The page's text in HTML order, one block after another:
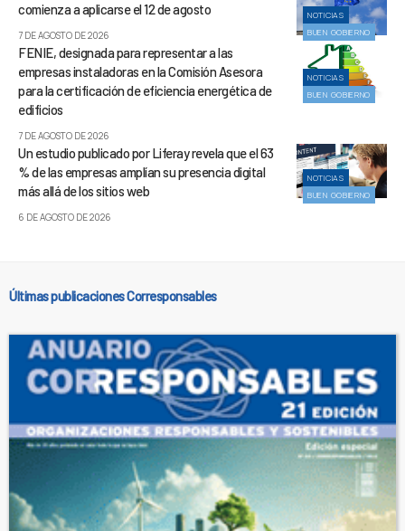
NOTICIAS
BUEN GOBIERNO
comienza a aplicarse el 12 de agosto
7 DE AGOSTO DE 2026
NOTICIAS
BUEN GOBIERNO
FENIE, designada para representar a las
empresas instaladoras en la Comisión Asesora
para la certificación de eficiencia energética de
edificios
7 DE AGOSTO DE 2026
NOTICIAS
BUEN GOBIERNO
Un estudio publicado por Liferay revela que el 63
% de las empresas amplían su presencia digital
más allá de los sitios web
6 DE AGOSTO DE 2026
Últimas publicaciones Corresponsables